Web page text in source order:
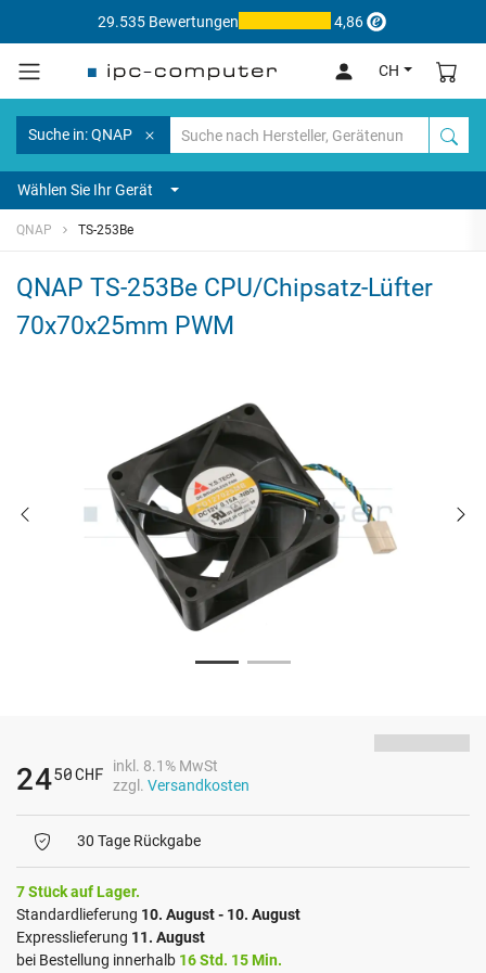
29.535 Bewertungen 4,86
CH
Suche in: QNAP
Wählen Sie Ihr Gerät
QNAP TS-253Be
QNAP TS-253Be CPU/Chipsatz-Lüfter
70x70x25mm PWM
2450CHF
inkl. 8.1% MwSt
zzgl. Versandkosten
30 Tage Rückgabe
7 Stück auf Lager.
Standardlieferung 10. August - 10. August
Expresslieferung 11. August
bei Bestellung innerhalb 16 Std. 15 Min.